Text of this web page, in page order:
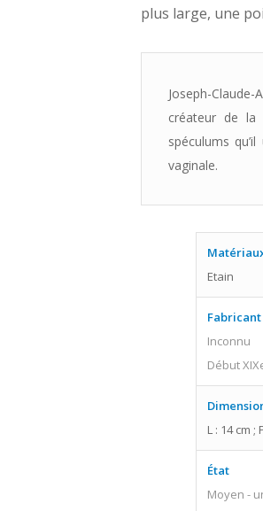
plus large, une
Joseph-
créateur de la
spéculums
vaginale.
Etain
Inconnu
Début
L : 14 cm ;
État
Moyen -